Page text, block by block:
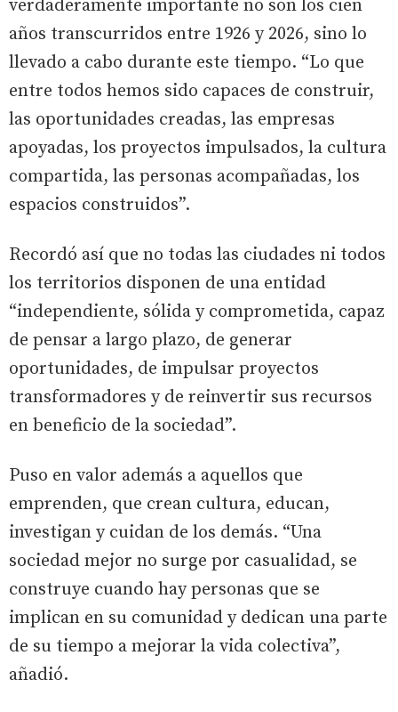
verdaderamente importante no son los cien
años transcurridos entre 1926 y 2026, sino lo
llevado a cabo durante este tiempo. “Lo que
entre todos hemos sido capaces de construir,
las oportunidades creadas, las empresas
apoyadas, los proyectos impulsados, la cultura
compartida, las personas acompañadas, los
espacios construidos”.
Recordó así que no todas las ciudades ni todos
los territorios disponen de una entidad
“independiente, sólida y comprometida, capaz
de pensar a largo plazo, de generar
oportunidades, de impulsar proyectos
transformadores y de reinvertir sus recursos
en beneficio de la sociedad”.
Puso en valor además a aquellos que
emprenden, que crean cultura, educan,
investigan y cuidan de los demás. “Una
sociedad mejor no surge por casualidad, se
construye cuando hay personas que se
implican en su comunidad y dedican una parte
de su tiempo a mejorar la vida colectiva”,
añadió.